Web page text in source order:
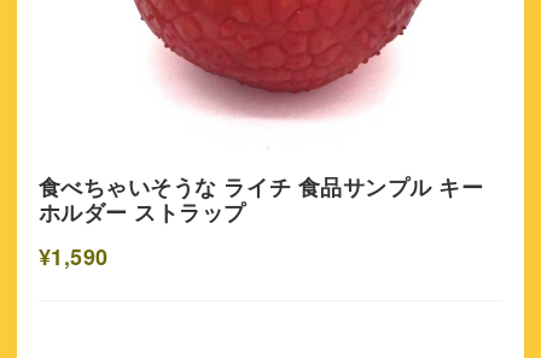
食べちゃいそうな ライチ 食品サンプル キー
ホルダー ストラップ
¥1,590